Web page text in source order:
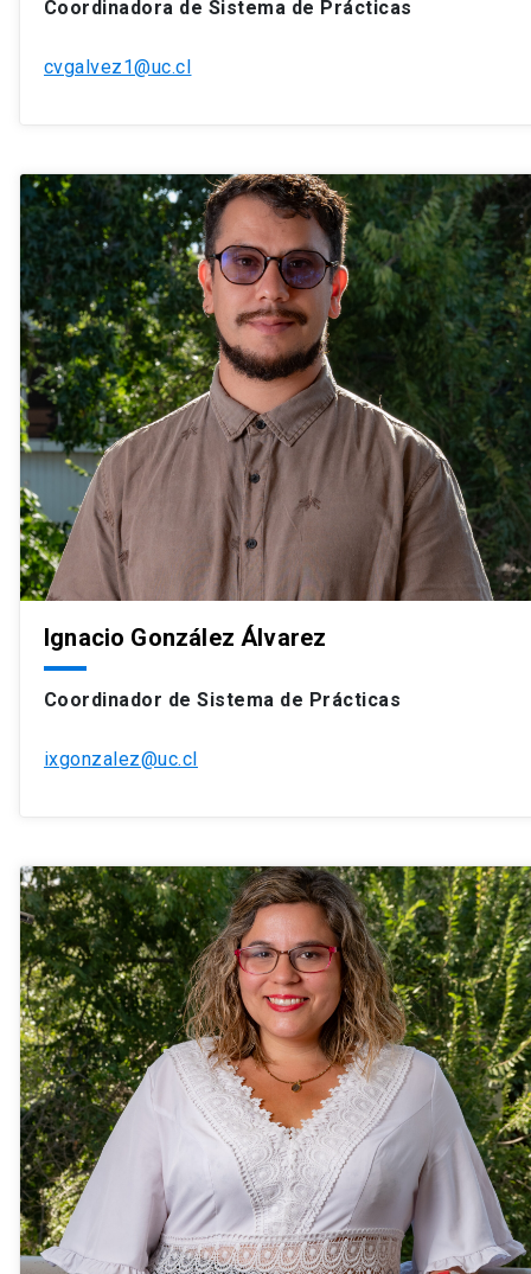
Coordinadora de Sistema de Prácticas
cvgalvez1@uc.cl
Ignacio González Álvarez
Coordinador de Sistema de Prácticas
ixgonzalez@uc.cl